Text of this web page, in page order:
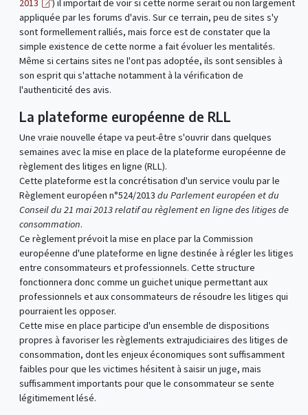
2013
) il importait de voir si cette norme serait ou non largement
appliquée par les forums d'avis. Sur ce terrain, peu de sites s'y
sont formellement ralliés, mais force est de constater que la
simple existence de cette norme a fait évoluer les mentalités.
Même si certains sites ne l'ont pas adoptée, ils sont sensibles à
son esprit qui s'attache notamment à la vérification de
l'authenticité des avis.
La plateforme européenne de RLL
Une vraie nouvelle étape va peut-être s'ouvrir dans quelques
semaines avec la mise en place de la plateforme européenne de
règlement des litiges en ligne (RLL).
Cette plateforme est la concrétisation d'un service voulu par le
Règlement européen n°524/2013 du Parlement européen et du
Conseil du 21 mai 2013 relatif au règlement en ligne des litiges de
consommation.
Ce règlement prévoit la mise en place par la Commission
européenne d'une plateforme en ligne destinée à régler les litiges
entre consommateurs et professionnels. Cette structure
fonctionnera donc comme un guichet unique permettant aux
professionnels et aux consommateurs de résoudre les litiges qui
pourraient les opposer.
Cette mise en place participe d'un ensemble de dispositions
propres à favoriser les règlements extrajudiciaires des litiges de
consommation, dont les enjeux économiques sont suffisamment
faibles pour que les victimes hésitent à saisir un juge, mais
suffisamment importants pour que le consommateur se sente
légitimement lésé.